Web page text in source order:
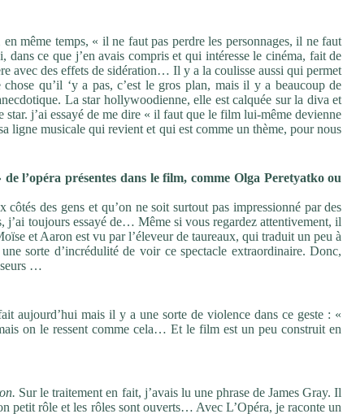
même temps, « il ne faut pas perdre les personnages, il ne faut
dans ce que j’en avais compris et qui intéresse le cinéma, fait de
avec des effets de sidération… Il y a la coulisse aussi qui permet
qu’il ‘y a pas, c’est le gros plan, mais il y a beaucoup de
La star hollywoodienne, elle est calquée sur la diva et
j’ai essayé de me dire « il faut que le film lui-même devienne
ligne musicale qui revient et qui est comme un thème, pour nous
l’opéra présentes dans le film, comme Olga Peretyatko ou
des gens et qu’on ne soit surtout pas impressionné par des
toujours essayé de… Même si vous regardez attentivement, il
et Aaron est vu par l’éleveur de taureaux, qui traduit un peu à
sorte d’incrédulité de voir ce spectacle extraordinaire. Donc,
…
aujourd’hui mais il y a une sorte de violence dans ce geste : «
on le ressent comme cela… Et le film est un peu construit en
Sur le traitement en fait, j’avais lu une phrase de James Gray. Il
petit rôle et les rôles sont ouverts… Avec L’Opéra, je raconte un